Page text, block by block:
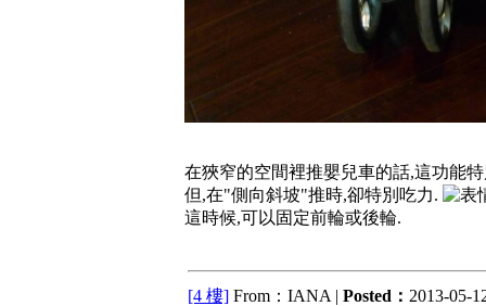
在狹窄的空間裡推嬰兒車的話,這功能
但,在"側向斜坡"推時,卻特別吃力.
這時候,可以固定前輪或後輪.
[4 樓] From：IANA | Posted： 2013-05-